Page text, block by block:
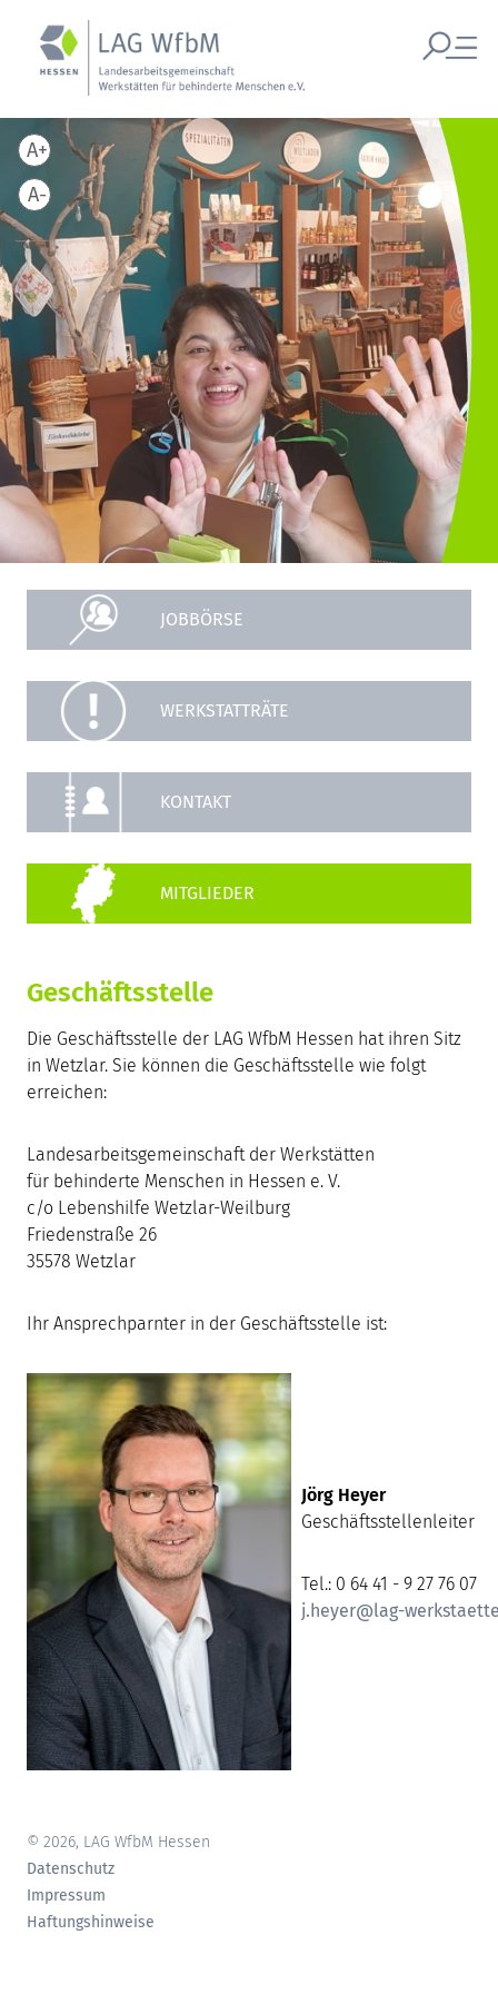
A-
A+
JOBBÖRSE
WERKSTATTRÄTE
KONTAKT
Geschäftsstelle
Die Geschäftsstelle der LAG WfbM Hessen hat ihren Sitz
in Wetzlar. Sie können die Geschäftsstelle wie folgt
erreichen:
Landesarbeitsgemeinschaft der Werkstätten
für behinderte Menschen in Hessen e. V.
c/o Lebenshilfe Wetzlar-Weilburg
Friedenstraße 26
35578 Wetzlar
Ihr Ansprechparnter in der Geschäftsstelle ist:
Jörg Heyer
Geschäftsstellenleiter
Tel.: 0 64 41 - 9 27 76 07
j.heyer@lag-
© 2026, LAG WfbM Hessen
Datenschutz
Impressum
Haftungshinweise